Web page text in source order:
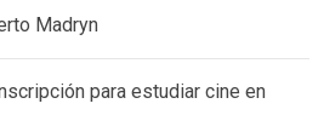
Madryn
para estudiar cine en